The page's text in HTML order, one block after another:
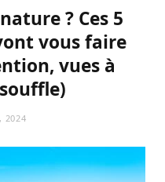
? Ces 5
vous faire
vues à
2024